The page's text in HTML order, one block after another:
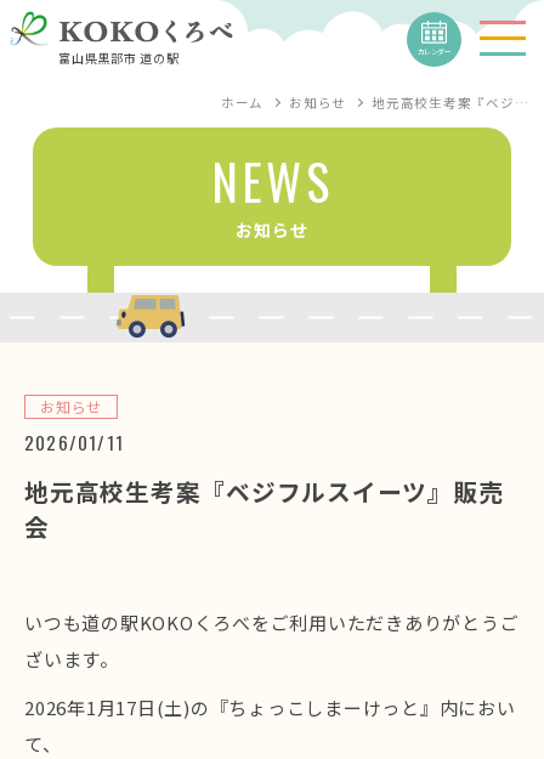
富山県黒部市 道の駅 カレンダー
NEWS
お知らせ
ホーム お知らせ 地元高校生考案『ベジ…
お知らせ
2026/01/11
地元高校生考案『ベジフルスイーツ』販売
会
いつも道の駅KOKOくろべをご利用いただきありがとうご
ざいます。
2026年1月17日(土)の『ちょっこしまーけっと』内におい
て、